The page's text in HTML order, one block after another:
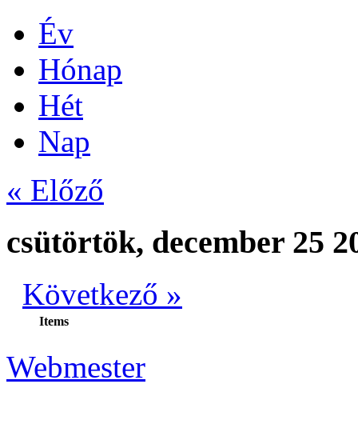
Év
Hónap
Hét
Nap
« Előző
csütörtök, december 25
Következő »
Items
Webmester